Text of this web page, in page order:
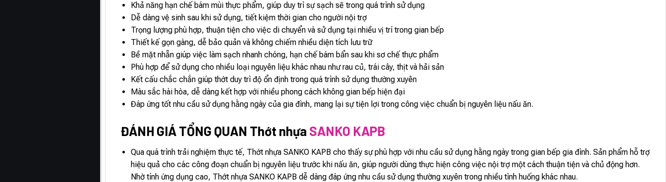
Khả năng hạn chế bám mùi thực phẩm, giúp duy trì sự sạch sẽ trong quá trình sử dụng
Dễ dàng vệ sinh sau khi sử dụng, tiết kiệm thời gian cho người nội trợ
Trọng lượng phù hợp, thuận tiện cho việc di chuyển và sử dụng tại nhiều vị trí trong gian bếp
Thiết kế gọn gàng, dễ bảo quản và không chiếm nhiều diện tích lưu trữ
Bề mặt nhẵn giúp việc làm sạch nhanh chóng, hạn chế bám bẩn sau khi sơ chế thực phẩm
Phù hợp để sử dụng cho nhiều loại nguyên liệu khác nhau như rau củ, trái cây, thịt và hải sản
Kết cấu chắc chắn giúp thớt duy trì độ ổn định trong quá trình sử dụng thường xuyên
Màu sắc hài hòa, dễ dàng kết hợp với nhiều phong cách không gian bếp hiện đại
Đáp ứng tốt nhu cầu sử dụng hằng ngày của gia đình, mang lại sự tiện lợi trong công việc chuẩn bị nguyên liệu nấu ăn.
ĐÁNH GIÁ TỔNG QUAN Thớt nhựa SANKO KAPB
Qua quá trình trải nghiệm thực tế, Thớt nhựa SANKO KAPB cho thấy sự phù hợp với nhu cầu sử dụng hằng ngày trong gian bếp gia đình. Sản phẩm hỗ trợ
hiệu quả cho các công đoạn chuẩn bị nguyên liệu trước khi nấu ăn, giúp người dùng thực hiện công việc nội trợ một cách thuận tiện và chủ động hơn.
Nhờ tính ứng dụng cao, Thớt nhựa SANKO KAPB dễ dàng đáp ứng nhu cầu sử dụng thường xuyên trong nhiều tình huống khác nhau.